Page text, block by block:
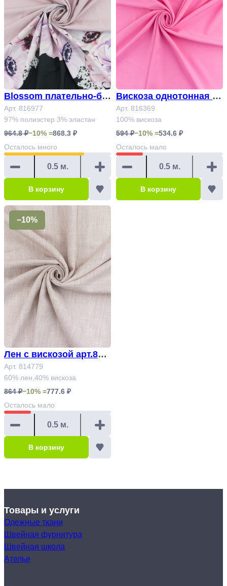
Blossom плательно-бл
узочная диагональ Ар
т.816977 #
Арт. 816977
97% полиэстер 3% эластан
964.8 ₽−10% =868.3 ₽
Осталось много
В корзину
Вискоза однотонная А
рт. 816369
Арт. 816369
100% вискоза
594 ₽−10% =534.6 ₽
Осталось мало
В корзину
−10%
Лен с вискозой арт.814
779
Арт. 814779
60% лен,40% вискоза
864 ₽−10% =777.6 ₽
Осталось мало
В корзину
Товары и услуги
Одежные ткани
Швейная фурнитура
Швейная школа
Ателье